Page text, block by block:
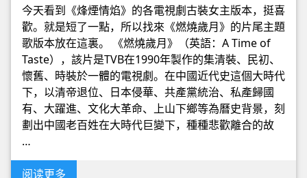
今天看到《烽煙情焰》的各電視劇古裝女主版本，挺喜
歡。就是短了一點，所以找來《燃燒歲月》的片尾主題
歌版本放在這裏。 《燃燒歲月》（英語：A Time of
Taste），該片是TVB在1990年製作的集清裝、民初、
懷舊、時裝於一體的電視劇。在中國近代史這個大時代
下，以清帝退位、日本侵華、共產黨統治、私產歸國
有、大躍進、文化大革命、上山下鄉等為曆史背景，刻
劃出中國老百姓在大時代巨變下，種種悲歡離合的故
…
阅读更多